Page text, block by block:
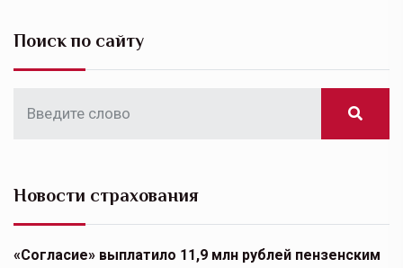
Поиск по сайту
Новости страхования
«Согласие» выплатило 11,9 млн рублей пензенским